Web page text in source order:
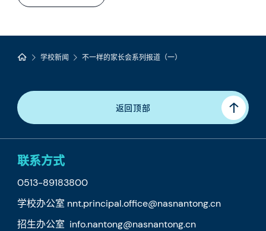
学校新闻 不一样的家长会系列报道（一）
返回顶部
联系方式
0513-89183800
学校办公室 nnt.principal.office@nasnantong.cn
招生办公室 info.nantong@nasnantong.cn